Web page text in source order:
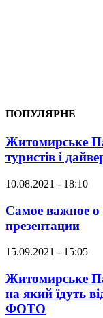
ПОПУЛЯРНЕ
Житомирське
туристів і
10.08.2021 - 18:10
Самое важное о
презентации
15.09.2021 - 15:05
Житомирське
на який їдуть
ФОТО